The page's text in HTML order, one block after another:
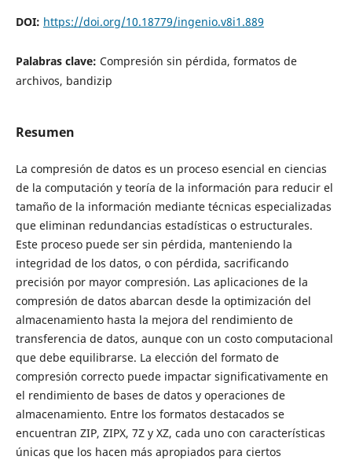
DOI: https://doi.org/10.18779/ingenio.v8i1.889
Palabras clave: Compresión sin pérdida, formatos de
archivos, bandizip
Resumen
La compresión de datos es un proceso esencial en ciencias
de la computación y teoría de la información para reducir el
tamaño de la información mediante técnicas especializadas
que eliminan redundancias estadísticas o estructurales.
Este proceso puede ser sin pérdida, manteniendo la
integridad de los datos, o con pérdida, sacrificando
precisión por mayor compresión. Las aplicaciones de la
compresión de datos abarcan desde la optimización del
almacenamiento hasta la mejora del rendimiento de
transferencia de datos, aunque con un costo computacional
que debe equilibrarse. La elección del formato de
compresión correcto puede impactar significativamente en
el rendimiento de bases de datos y operaciones de
almacenamiento. Entre los formatos destacados se
encuentran ZIP, ZIPX, 7Z y XZ, cada uno con características
únicas que los hacen más apropiados para ciertos